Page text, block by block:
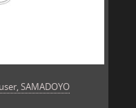
SAMADOYO